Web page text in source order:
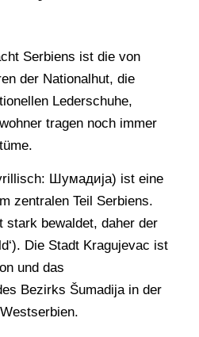
Serbiens ist die von
der Nationalhut, die
Lederschuhe,
tragen noch immer
Шумадија) ist eine
zentralen Teil Serbiens.
stark bewaldet, daher der
Die Stadt Kragujevac ist
und das
Bezirks Šumadija in der